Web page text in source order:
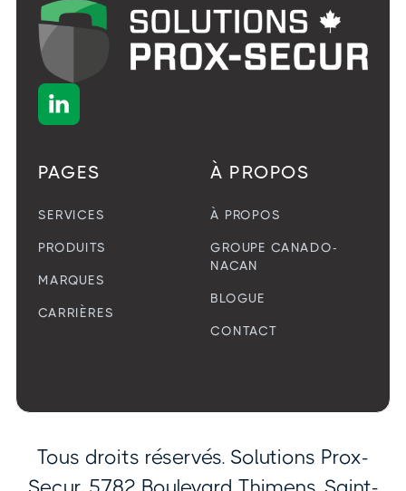

PAGES
SERVICES
PRODUITS
MARQUES
CARRIÈRES
À PROPOS
À PROPOS
GROUPE CANADO-
NACAN
BLOGUE
CONTACT
Tous droits réservés. Solutions Prox-